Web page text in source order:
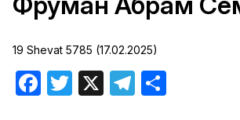
19 Shevat 5785 (17.02.2025)
Facebook
Twitter Telegram